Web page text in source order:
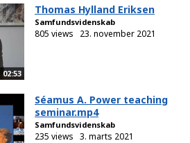
02:53
Thomas Hylland Eriksen
Samfundsvidenskab
805 views 23. november 2021
Séamus A. Power teaching
seminar.mp4
Samfundsvidenskab
235 views 3. marts 2021